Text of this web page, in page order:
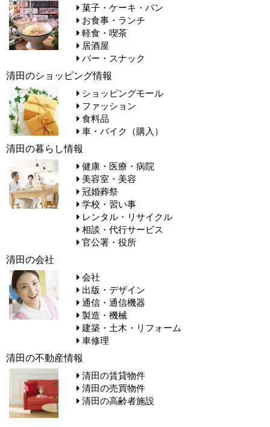
菓子・ケーキ・パン
お食事・ランチ
軽食・喫茶
居酒屋
バー・スナック
清田のショッピング情報
ショッピングモール
ファッション
食料品
車・バイク（購入）
清田の暮らし情報
健康・医療・病院
美容室・美容
冠婚葬祭
学校・習い事
レンタル・リサイクル
相談・代行サービス
官公署・役所
清田の会社
会社
出版・デザイン
通信・通信機器
製造・機械
建築・土木・リフォーム
車修理
清田の不動産情報
清田の賃貸物件
清田の売買物件
清田の高齢者施設